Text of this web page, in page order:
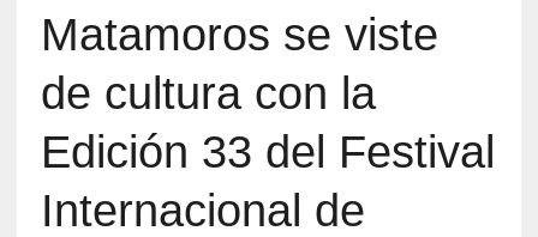
Matamoros se viste
de cultura con la
Edición 33 del Festival
Internacional de